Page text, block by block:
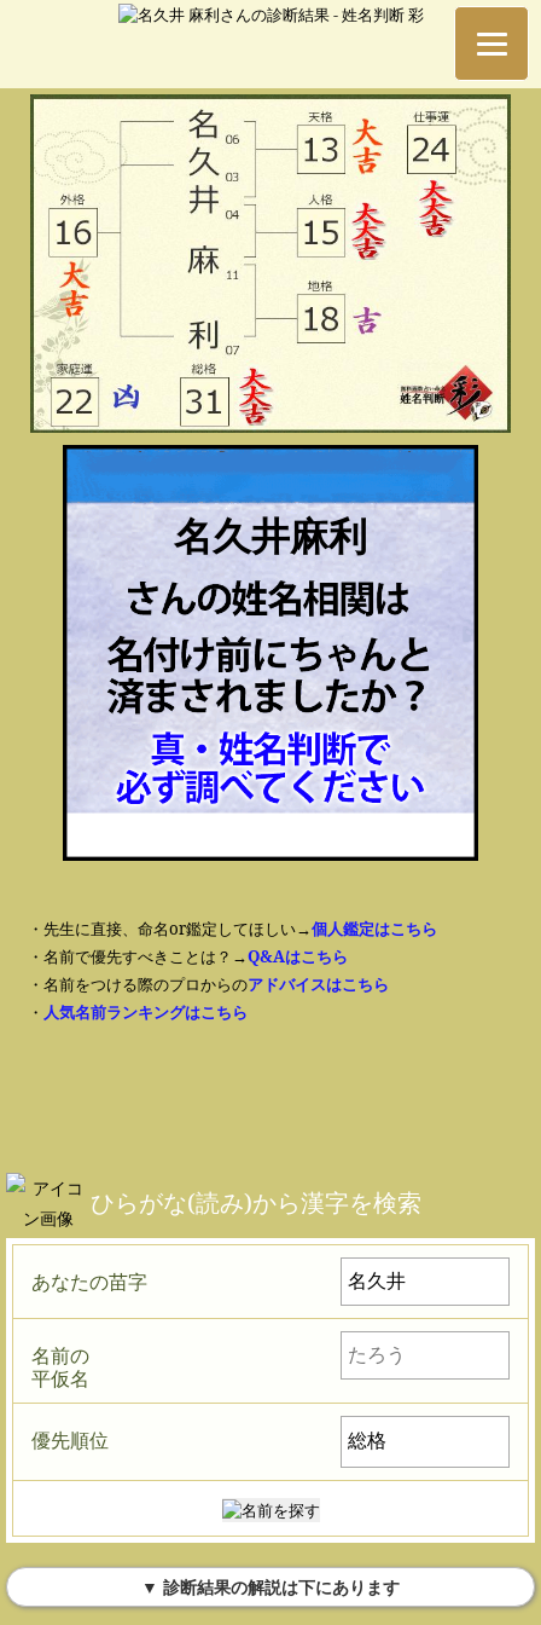
名久井麻利
・先生に直接、命名or鑑定してほしい→個人鑑定はこちら
・名前で優先すべきことは？→Q&Aはこちら
・名前をつける際のプロからのアドバイスはこちら
・ 人気名前ランキングはこちら
ひらがな(読み)から漢字を検索
あなたの苗字
名前の
平仮名
優先順位
▼ 診断結果の解説は下にあります